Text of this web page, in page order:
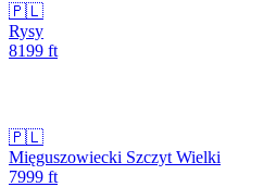
🇵🇱
Rysy
8199 ft
🇵🇱
Mięguszowiecki Szczyt Wielki
7999 ft